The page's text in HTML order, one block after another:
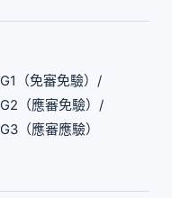
G1（免審免驗）/
G2（應審免驗）/
G3（應審應驗）